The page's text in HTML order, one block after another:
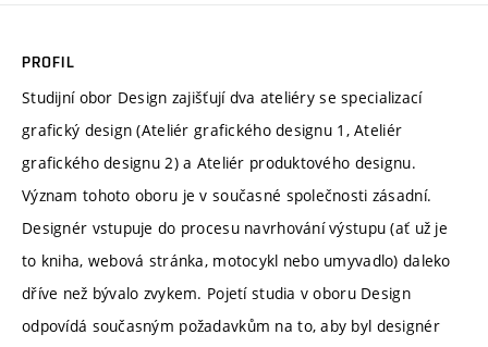
PROFIL
Studijní obor Design zajišťují dva ateliéry se specializací
grafický design (Ateliér grafického designu 1, Ateliér
grafického designu 2) a Ateliér produktového designu.
Význam tohoto oboru je v současné společnosti zásadní.
Designér vstupuje do procesu navrhování výstupu (ať už je
to kniha, webová stránka, motocykl nebo umyvadlo) daleko
dříve než bývalo zvykem. Pojetí studia v oboru Design
odpovídá současným požadavkům na to, aby byl designér